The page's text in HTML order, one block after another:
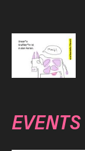
EVENTS